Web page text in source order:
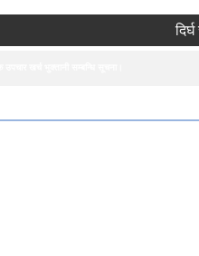
दिर्घ